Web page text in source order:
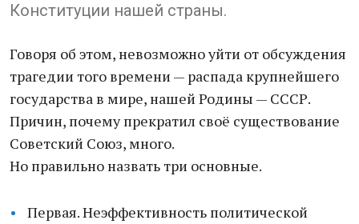
Конституции нашей страны.
Говоря об этом, невозможно уйти от обсуждения
трагедии того времени — распада крупнейшего
государства в мире, нашей Родины — СССР.
Причин, почему прекратил своё существование
Советский Союз, много.
Но правильно назвать три основные.
Первая. Неэффективность политической